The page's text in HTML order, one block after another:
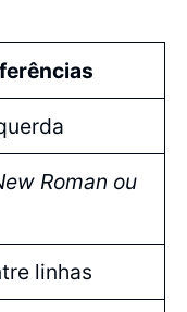
Roman ou
linhas